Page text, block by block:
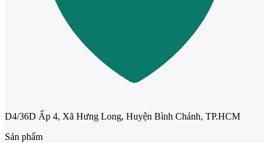
D4/36D Ấp 4, Xã Hưng Long, Huyện Bình Chánh, TP.HCM
Sản phẩm